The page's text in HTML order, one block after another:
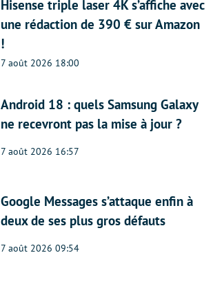
Hisense triple laser 4K s’affiche avec
une rédaction de 390 € sur Amazon
!
7 août 2026 18:00
Android 18 : quels Samsung Galaxy
ne recevront pas la mise à jour ?
7 août 2026 16:57
Google Messages s’attaque enfin à
deux de ses plus gros défauts
7 août 2026 09:54